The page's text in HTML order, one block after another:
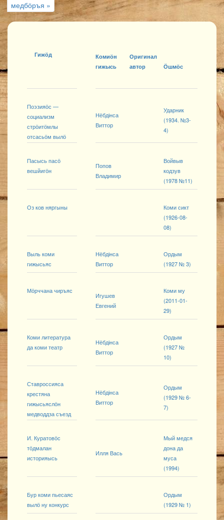
медбӧръя »
Гижӧд
Комиӧн
гижысь
Оригинал
автор
Ӧшмӧс
Поэзияӧс —
социализм
стрӧитӧмлы
отсасьӧм вылӧ
Нёбдінса
Виттор
Ударник
(1934. №3-
4)
Пасысь пасӧ
вешйигӧн
Попов
Владимир
Войвыв
кодзув
(1978 №11)
Оз ков няргыны
Коми сикт
(1926-08-
08)
Выль коми
гижысьяс
Нёбдінса
Виттор
Ордым
(1927 № 3)
Мӧрччана чиръяс
Игушев
Евгений
Коми му
(2011-01-
29)
Коми литература
да коми театр
Нёбдінса
Виттор
Ордым
(1927 №
10)
Ставроссияса
крестяна
гижысьяслӧн
медводдза съезд
Нёбдінса
Виттор
Ордым
(1929 № 6-
7)
И. Куратовӧс
тӧдмалан
историяысь
Илля Вась
Мый медся
дона да
муса
(1994)
Бур коми пьесаяс
вылӧ ну конкурс
Ордым
(1929 № 1)